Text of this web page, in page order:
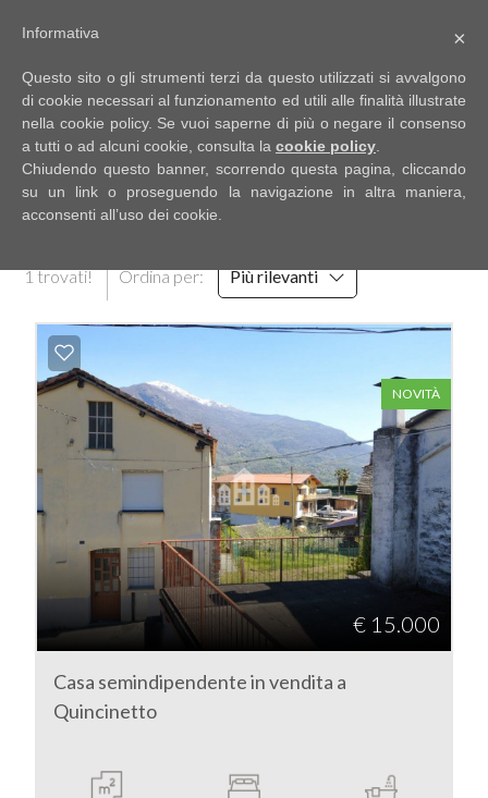
RISULTATI DELLA RICERCA
1 trovati! Ordina per: Più rilevanti
NOVITÀ
€ 15.000
Casa semindipendente in vendita a
Quincinetto
EN
HOME
SIAMO
IMMOBILI
SERVIZI
DICONO
NOI
SERVIZI
CONTATTI
Contratto
Qualsiasi
Vendita
Affitto
Scegli
dove
Tipologia
×
Informativa
Questo sito o gli strumenti terzi da questo utilizzati si avvalgono
di cookie necessari al funzionamento ed utili alle finalità illustrate
nella cookie policy. Se vuoi saperne di più o negare il consenso
a tutti o ad alcuni cookie, consulta la cookie policy
Chiudendo questo banner, scorrendo questa pagina, cliccando
su un link o proseguendo la navigazione in altra maniera,
acconsenti all’uso dei cookie.